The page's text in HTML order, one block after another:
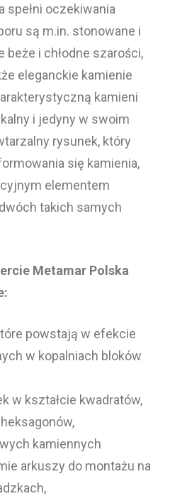
spełni oczekiwania
są m.in. stonowane i
beże i chłodne szarości,
eleganckie kamienie
kamieni
i jedyny w swoim
rysunek, który
się kamienia,
elementem
takich samych
Metamar Polska
powstają w efekcie
w kopalniach bloków
w kształcie kwadratów,
kamiennych
arkuszy do montażu na